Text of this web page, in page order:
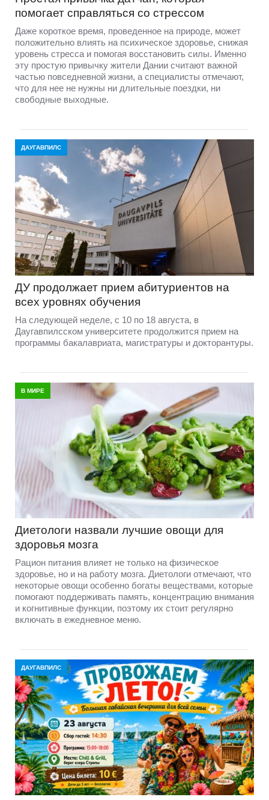
помогает справляться со стрессом
Даже короткое время, проведенное на природе, может
положительно влиять на психическое здоровье, снижая
уровень стресса и помогая восстановить силы. Именно
эту простую привычку жители Дании считают важной
частью повседневной жизни, а специалисты отмечают,
что для нее не нужны ни длительные поездки, ни
свободные выходные.
ДАУГАВПИЛС
ДУ продолжает прием абитуриентов на
всех уровнях обучения
На следующей неделе, с 10 по 18 августа, в
Даугавпилсском университете продолжится прием на
программы бакалавриата, магистратуры и докторантуры.
В МИРЕ
Диетологи назвали лучшие овощи для
здоровья мозга
Рацион питания влияет не только на физическое
здоровье, но и на работу мозга. Диетологи отмечают, что
некоторые овощи особенно богаты веществами, которые
помогают поддерживать память, концентрацию внимания
и когнитивные функции, поэтому их стоит регулярно
включать в ежедневное меню.
ДАУГАВПИЛС